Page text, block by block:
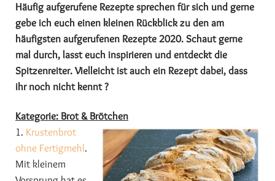
Häufig aufgerufene Rezepte sprechen für sich und gerne
gebe ich euch einen kleinen Rückblick zu den am
häufigsten aufgerufenen Rezepte 2020. Schaut gerne
mal durch, lasst euch inspirieren und entdeckt die
Spitzenreiter. Vielleicht ist auch ein Rezept dabei, dass
ihr noch nicht kennt ?
Kategorie: Brot & Brötchen
1. Krustenbrot
ohne Fertigmehl.
Mit kleinem